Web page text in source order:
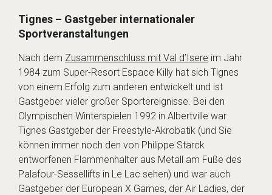
Tignes – Gastgeber internationaler
Sportveranstaltungen
Nach dem Zusammenschluss mit Val d’Isere im Jahr
1984 zum Super-Resort Espace Killy hat sich Tignes
von einem Erfolg zum anderen entwickelt und ist
Gastgeber vieler großer Sportereignisse. Bei den
Olympischen Winterspielen 1992 in Albertville war
Tignes Gastgeber der Freestyle-Akrobatik (und Sie
können immer noch den von Philippe Starck
entworfenen Flammenhalter aus Metall am Fuße des
Palafour-Sessellifts in Le Lac sehen) und war auch
Gastgeber der European X Games, der Air Ladies, der